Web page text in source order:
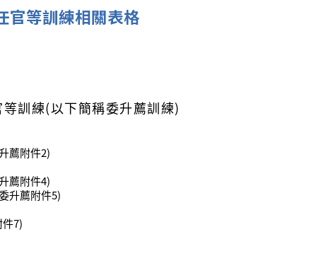
官等訓練相關表格
訓練(以下簡稱委升薦訓練)
薦附件2)
薦附件4)
升薦附件5)
7)